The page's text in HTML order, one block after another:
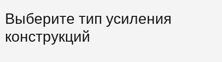
Выберите тип усиления
конструкций